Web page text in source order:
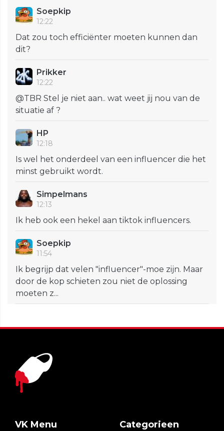
Soepkip
12:22
Dat zou toch efficiënter moeten kunnen dan
dit?
Prikker
12:22
@TBR Stel je niet aan.. wat weet jij nou van de
situatie af ?
HP
12:18
Is wel het onderdeel van een influencer die het
minst gebruikt wordt.
Simpelmans
12:13
Ik heb ook een hekel aan tiktok influencers.
Soepkip
11:54
Ik begrijp dat velen "influencer"-moe zijn. Maar
door de kop schieten zou niet de oplossing
moeten z...
VK Menu Categorieen